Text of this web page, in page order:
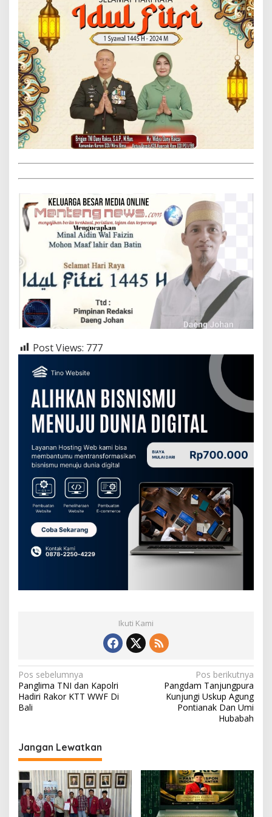
Post Views: 777
Ikuti Kami
N
a
v
g
a
s
i
Pos sebelumnya
Panglima TNI dan Kapolri
Hadiri Rakor KTT WWF Di
Bali
Pos berikutnya
Pangdam Tanjungpura
Kunjungi Uskup Agung
Pontianak Dan Umi
Hubabah
Jangan Lewatkan